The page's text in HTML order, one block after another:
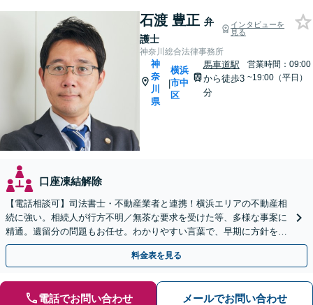
石渡 豊正 弁
護士
インタビューを
見る
神奈川総合法律事務所
神
奈
川
県
|
横浜
市中
区
馬車道駅
から徒歩3
分
営業時間：09:00
~19:00（平日）
口座凍結解除
【電話相談可】司法書士・不動産業者と連携！横浜エリアの不動産相
続に強い。相続人が行方不明／無茶な要求を受けた等、多様な事案に
精通。遺留分の問題もお任せ。わかりやすい言葉で、早期に方針をお
伝えします【馬車道駅2分】【完全個室】
料金表を見る
電話でお問い合わせ メールでお問い合わせ